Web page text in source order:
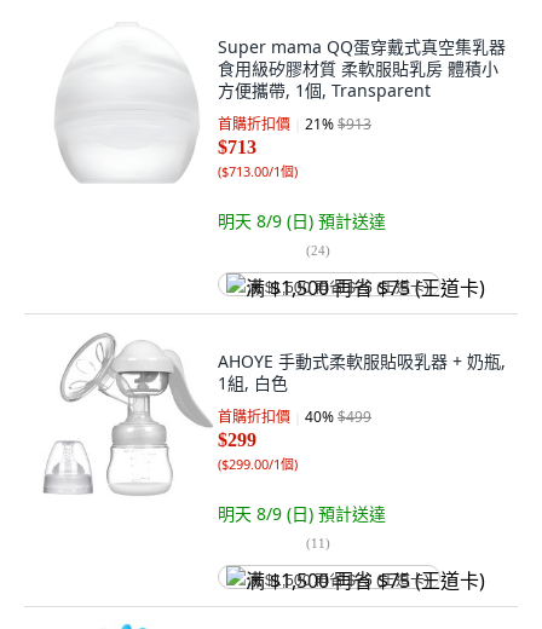
Super mama QQ蛋穿戴式真空集乳器
食用級矽膠材質 柔軟服貼乳房 體積小
方便攜帶, 1個, Transparent
首購折扣價 21%$913
$713
($713.00/1個)
明天 8/9 (日) 預計送達
(24)
满 $1,500 再省 $75 (王道卡)
AHOYE 手動式柔軟服貼吸乳器 + 奶瓶,
1組, 白色
首購折扣價 40%$499
$299
($299.00/1個)
明天 8/9 (日) 預計送達
(11)
满 $1,500 再省 $75 (王道卡)